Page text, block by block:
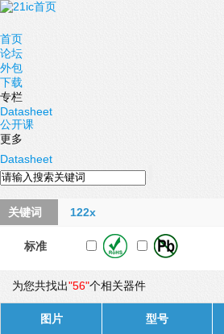
首页
论坛
外包
下载
专栏
Datasheet
公开课
更多
Datasheet
关键词 122x
标准
为您共找出"56"个相关器件
图片 型号